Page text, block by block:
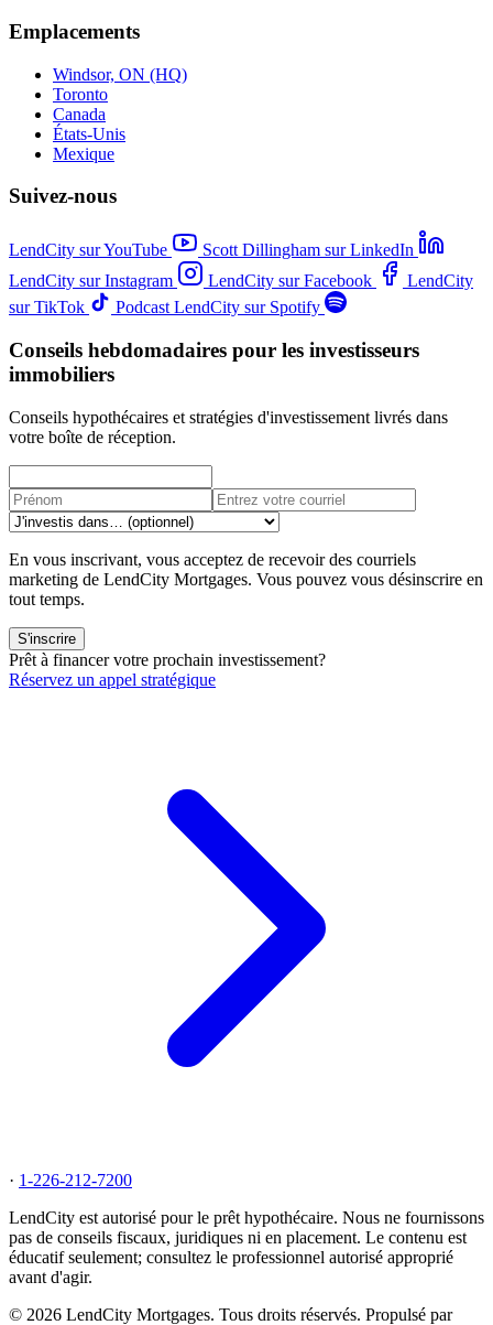
Emplacements
Windsor, ON (HQ)
Toronto
Canada
États-Unis
Mexique
Suivez-nous
LendCity sur YouTube
Scott Dillingham sur LinkedIn
LendCity sur Instagram
LendCity sur Facebook
LendCity
sur TikTok
Podcast LendCity sur Spotify
Conseils hebdomadaires pour les investisseurs
immobiliers
Conseils hypothécaires et stratégies d'investissement livrés dans
votre boîte de réception.
En vous inscrivant, vous acceptez de recevoir des courriels
marketing de LendCity Mortgages. Vous pouvez vous désinscrire en
tout temps.
S'inscrire
Prêt à financer votre prochain investissement?
Réservez un appel stratégique
· 1-226-212-7200
LendCity est autorisé pour le prêt hypothécaire. Nous ne fournissons
pas de conseils fiscaux, juridiques ni en placement. Le contenu est
éducatif seulement; consultez le professionnel autorisé approprié
avant d'agir.
© 2026 LendCity Mortgages. Tous droits réservés. Propulsé par